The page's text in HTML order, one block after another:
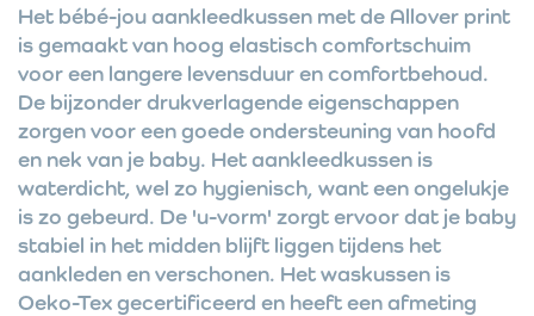
Het bébé-jou aankleedkussen met de Allover print
is gemaakt van hoog elastisch comfortschuim
voor een langere levensduur en comfortbehoud.
De bijzonder drukverlagende eigenschappen
zorgen voor een goede ondersteuning van hoofd
en nek van je baby. Het aankleedkussen is
waterdicht, wel zo hygienisch, want een ongelukje
is zo gebeurd. De 'u-vorm' zorgt ervoor dat je baby
stabiel in het midden blijft liggen tijdens het
aankleden en verschonen. Het waskussen is
Oeko-Tex gecertificeerd en heeft een afmeting